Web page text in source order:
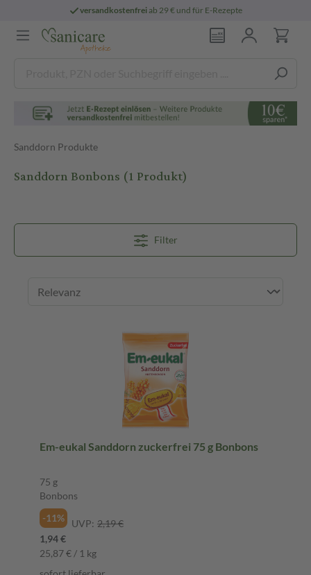
versandkostenfreiab 29 € und für E-Rezepte
Sanddorn Produkte
Sanddorn Bonbons (1 Produkt)
Filter
Em-eukal Sanddorn zuckerfrei 75 g Bonbons
75 g
Bonbons
-11%
UVP: 2,19 €
1,94 €
25,87 € / 1 kg